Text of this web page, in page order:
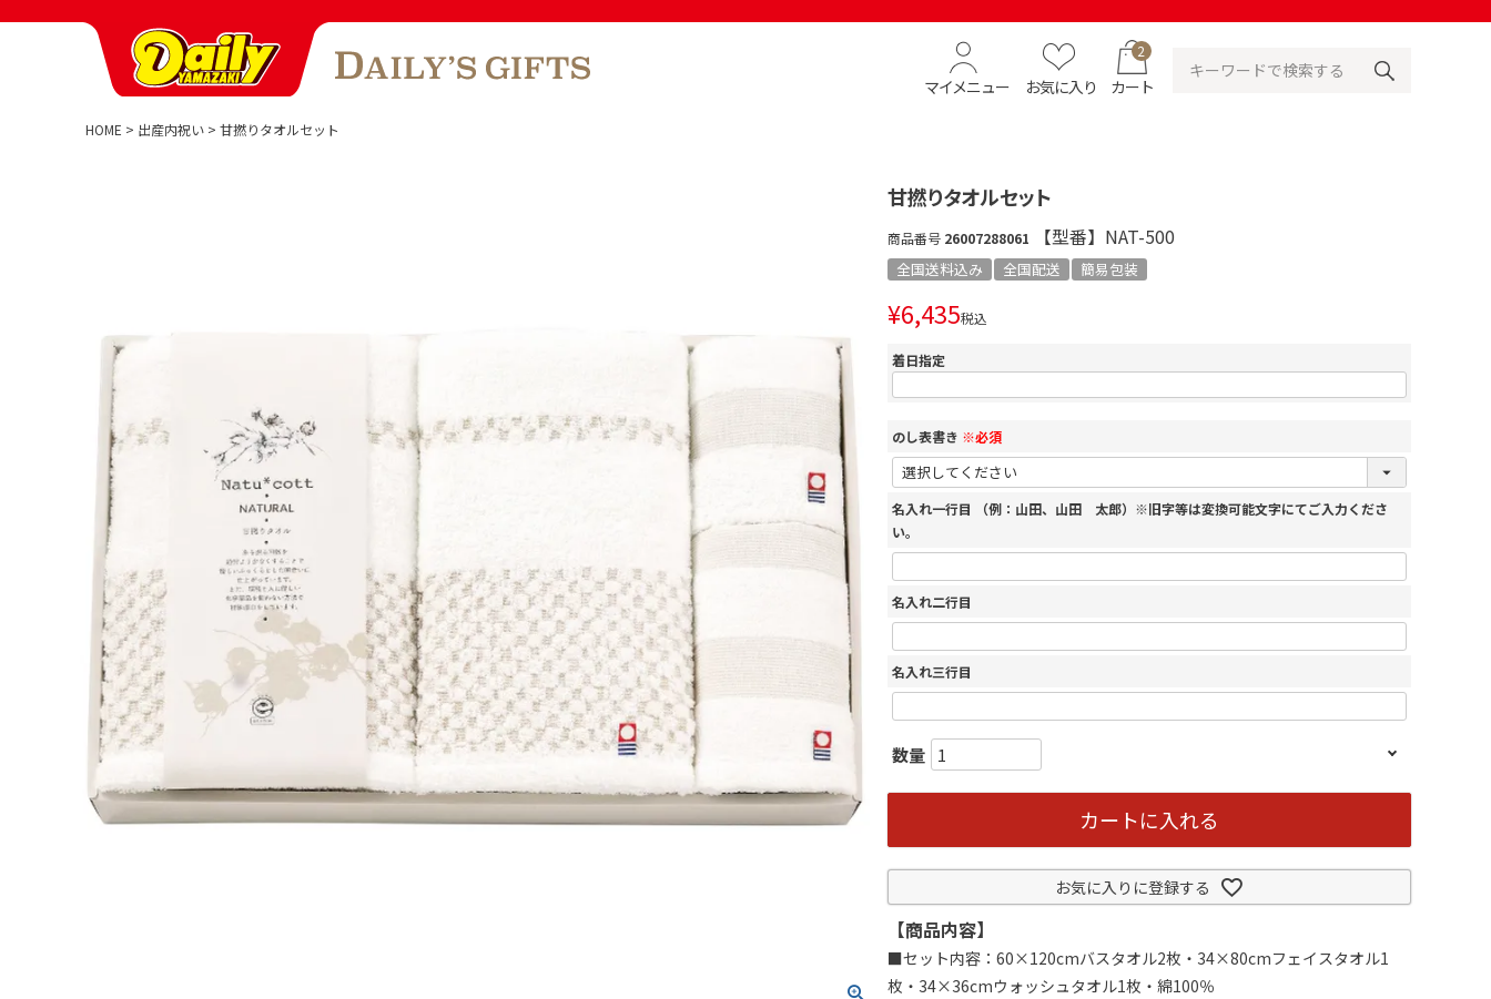
マイメニュー お気に入り
2
カート
HOME 出産内祝い 甘撚りタオルセット
甘撚りタオルセット
商品番号 26007288061 【型番】NAT-500
全国送料込み 全国配送 簡易包装
¥6,435税込
着日指定
のし表書き ※必須
名入れ一行目 （例：山田、山田 太郎）※旧字等は変換可能文字にてご入力くださ
い。
名入れ二行目
名入れ三行目
カートに入れる
お気に入りに登録する
【商品内容】
■セット内容：60×120cmバスタオル2枚・34×80cmフェイスタオル1
枚・34×36cmウォッシュタオル1枚・綿100％